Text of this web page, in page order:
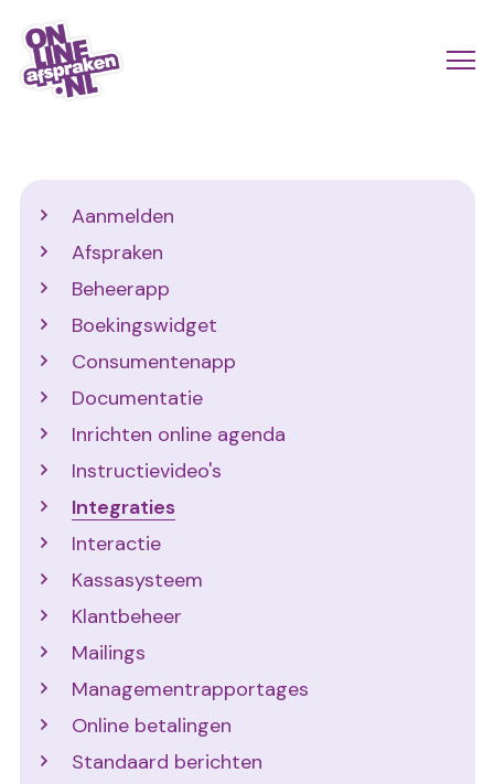
Naar
hoofdinhoud
Aanmelden
Afspraken
Beheerapp
Boekingswidget
Consumentenapp
Documentatie
Inrichten online agenda
Instructievideo's
Integraties
Interactie
Kassasysteem
Klantbeheer
Mailings
Managementrapportages
Online betalingen
Standaard berichten